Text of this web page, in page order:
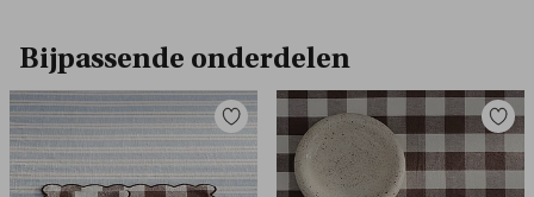
Bijpassende onderdelen
Toevoegen
aan
favorieten